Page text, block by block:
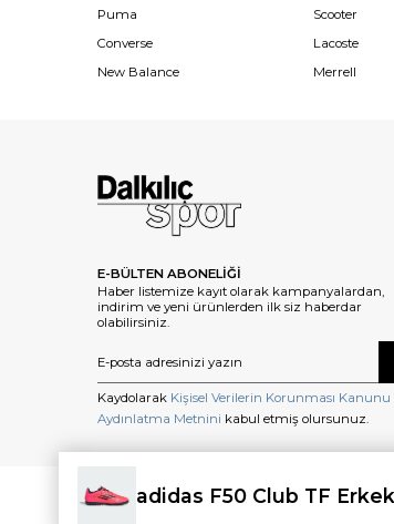
Puma
Converse
New Balance
Scooter
Lacoste
Merrell
E-BÜLTEN ABONELİĞİ
Haber listemize kayıt olarak kampanyalardan,
indirim ve yeni ürünlerden ilk siz haberdar
olabilirsiniz.
Kaydolarak Kişisel Verilerin Korunması Kanunu
Aydınlatma Metnini kabul etmiş olursunuz.
©2025 dalkilicspor.com.tr. Tüm Hakları Saklıdır.
adidas F50 Club TF Erkek